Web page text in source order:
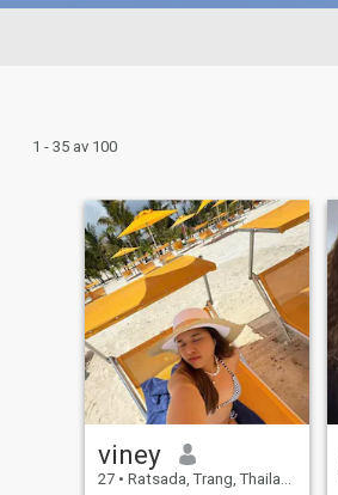
1 - 35 av 100
viney
27 • Ratsada, Trang, Thailand